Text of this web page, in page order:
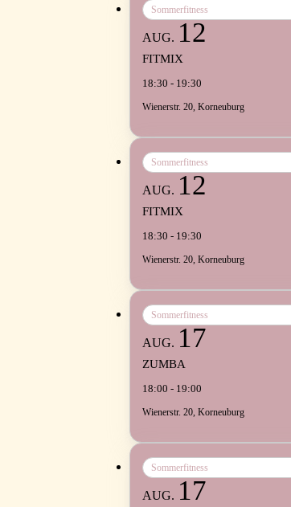
Sommerfitness
AUG. 12
FITMIX
18:30 - 19:30
Wienerstr. 20, Korneuburg
Sommerfitness
AUG. 12
FITMIX
18:30 - 19:30
Wienerstr. 20, Korneuburg
Sommerfitness
AUG. 17
ZUMBA
18:00 - 19:00
Wienerstr. 20, Korneuburg
Sommerfitness
AUG. 17